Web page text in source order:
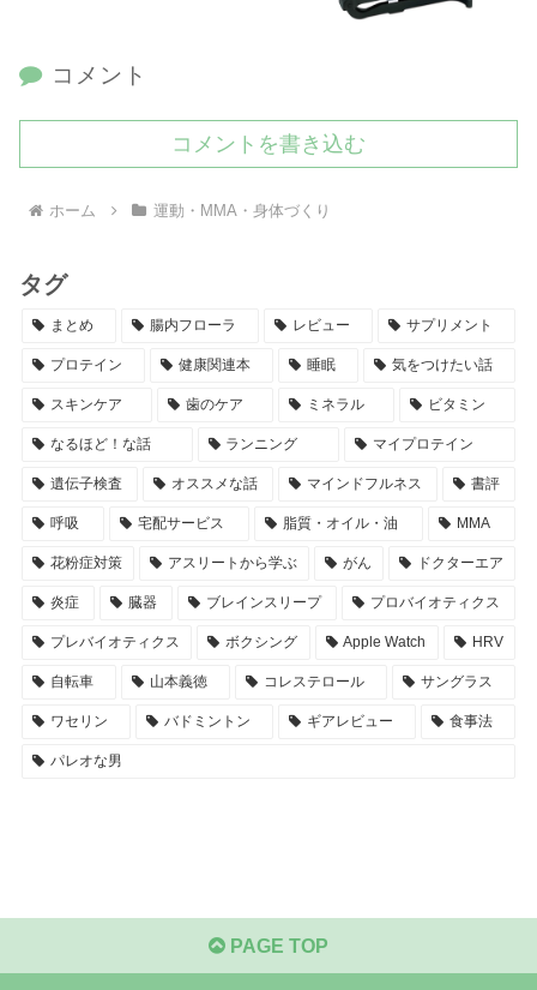
コメント
コメントを書き込む
ホーム 運動・MMA・身体づくり
タグ
まとめ 腸内フローラ レビュー サプリメント
プロテイン 健康関連本 睡眠 気をつけたい話
スキンケア 歯のケア ミネラル ビタミン
なるほど！な話 ランニング マイプロテイン
遺伝子検査 オススメな話 マインドフルネス 書評
呼吸 宅配サービス 脂質・オイル・油 MMA
花粉症対策 アスリートから学ぶ がん ドクターエア
炎症 臓器 ブレインスリープ プロバイオティクス
プレバイオティクス ボクシング Apple Watch HRV
自転車 山本義徳 コレステロール サングラス
ワセリン バドミントン ギアレビュー 食事法
パレオな男
PAGE TOP